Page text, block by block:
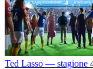
Ted Lasso — stagione